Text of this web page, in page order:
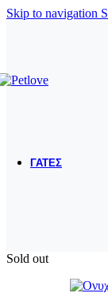
Skip to navigation
ΓΑΤΕΣ
Sold out